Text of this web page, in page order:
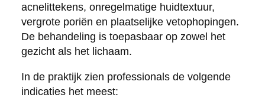
acnelittekens, onregelmatige huidtextuur,
vergrote poriën en plaatselijke vetophopingen.
De behandeling is toepasbaar op zowel het
gezicht als het lichaam.
In de praktijk zien professionals de volgende
indicaties het meest: